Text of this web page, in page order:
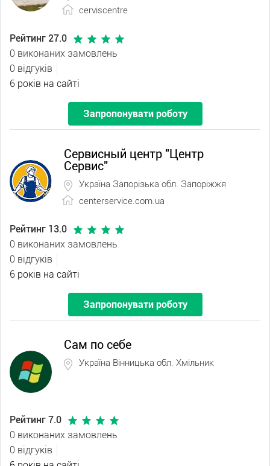
cerviscentre
Рейтинг 27.0
0 виконаних замовлень
0 відгуків
6 років на сайті
Запропонувати роботу
Сервисный центр "Центр
Сервис"
Україна Запорізька обл. Запоріжжя
centerservice.com.ua
Рейтинг 13.0
0 виконаних замовлень
0 відгуків
6 років на сайті
Запропонувати роботу
Сам по себе
Україна Вінницька обл. Хмільник
Рейтинг 7.0
0 виконаних замовлень
0 відгуків